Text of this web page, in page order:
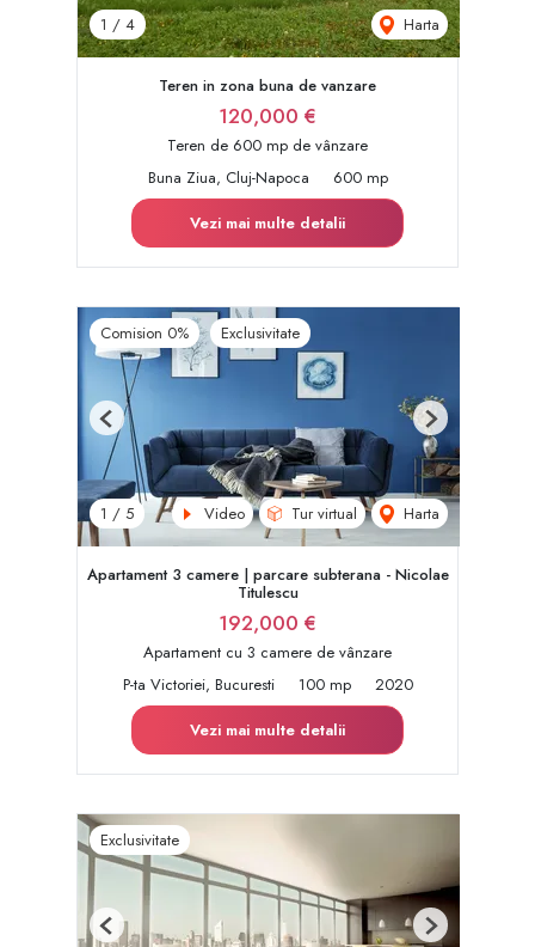
1 / 4 Harta
Teren in zona buna de vanzare
120,000 €
Teren de 600 mp de vânzare
Buna Ziua, Cluj-Napoca
600 mp
Vezi mai multe detalii
Comision 0% Exclusivitate
1 / 5 Video Tur virtual Harta
Previous Next
Apartament 3 camere | parcare subterana - Nicolae
Titulescu
192,000 €
Apartament cu 3 camere de vânzare
P-ta Victoriei, Bucuresti
100 mp
2020
Vezi mai multe detalii
Exclusivitate
Previous Next